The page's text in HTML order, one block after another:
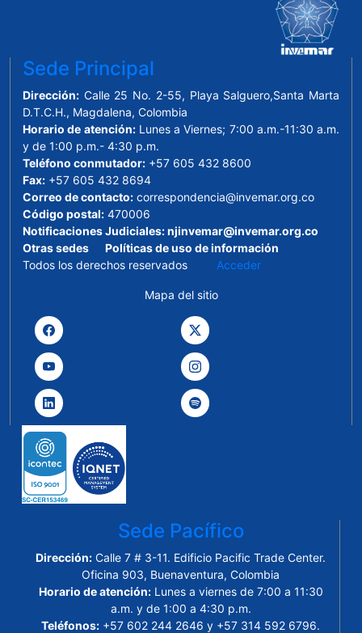
Sede Principal
Dirección: Calle 25 No. 2-55, Playa Salguero,Santa Marta
D.T.C.H., Magdalena, Colombia
Horario de atención:Lunes a Viernes; 7:00 a.m.-11:30 a.m.
y de 1:00 p.m.- 4:30 p.m.
Teléfono conmutador: +57 605 432 8600
Fax: +57 605 432 8694
Correo de contacto: correspondencia@invemar.org.co
Código postal: 470006
Notificaciones Judiciales:njinvemar@invemar.org.co
Otras sedes
Políticas de uso de información
Todos los derechos reservados Acceder
Mapa del sitio
Sede Pacífico
Dirección: Calle 7 # 3-11. Edificio Pacific Trade Center.
Oficina 903, Buenaventura, Colombia
Horario de atención:Lunes a viernes de 7:00 a 11:30
a.m. y de 1:00 a 4:30 p.m.
Teléfonos: +57 602 244 2646 y +57 314 592 6796.